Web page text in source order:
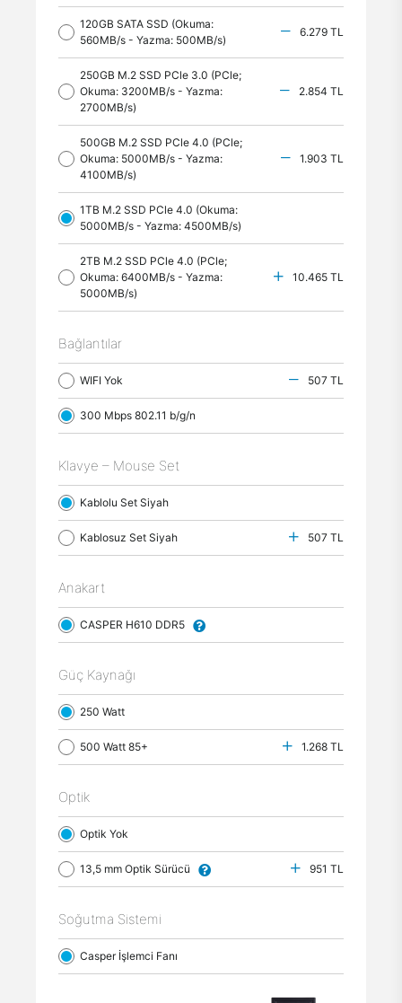
120GB SATA SSD (Okuma:
560MB/s - Yazma: 500MB/s)
6.279 TL
250GB M.2 SSD PCle 3.0 (PCle;
Okuma: 3200MB/s - Yazma:
2700MB/s)
2.854 TL
500GB M.2 SSD PCle 4.0 (PCle;
Okuma: 5000MB/s - Yazma:
4100MB/s)
1.903 TL
1TB M.2 SSD PCle 4.0 (Okuma:
5000MB/s - Yazma: 4500MB/s)
2TB M.2 SSD PCle 4.0 (PCle;
Okuma: 6400MB/s - Yazma:
5000MB/s)
10.465 TL
Bağlantılar
WIFI Yok 507 TL
300 Mbps 802.11 b/g/n
Klavye – Mouse Set
Kablolu Set Siyah
Kablosuz Set Siyah 507 TL
Anakart
CASPER H610 DDR5
Güç Kaynağı
250 Watt
500 Watt 85+ 1.268 TL
Optik
Optik Yok
13,5 mm Optik Sürücü 951 TL
Soğutma Sistemi
Casper İşlemci Fanı